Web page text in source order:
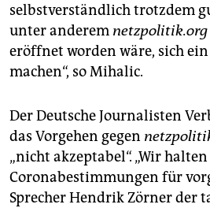
selbstverständlich trotzdem
unter anderem netzpolitik.org
eröffnet worden wäre, sich
machen“, so Mihalic.
Der Deutsche Journalisten
das Vorgehen gegen
„nicht akzeptabel“. „Wir
Coronabestimmungen für
Sprecher Hendrik Zörner der